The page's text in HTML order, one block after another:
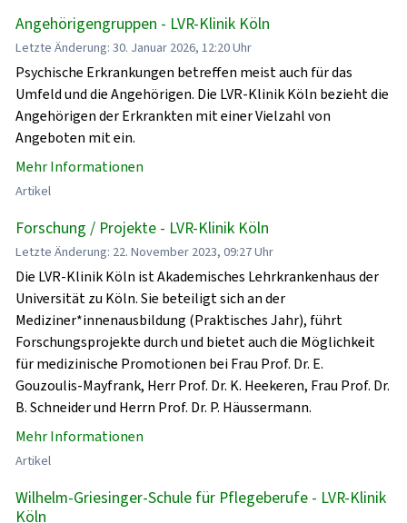
Angehörigengruppen - LVR-Klinik Köln
Letzte Änderung: 30. Januar 2026, 12:20 Uhr
Psychische Erkrankungen betreffen meist auch für das
Umfeld und die Angehörigen. Die LVR-Klinik Köln bezieht die
Angehörigen der Erkrankten mit einer Vielzahl von
Angeboten mit ein.
Mehr Informationen
Artikel
Forschung / Projekte - LVR-Klinik Köln
Letzte Änderung: 22. November 2023, 09:27 Uhr
Die LVR-Klinik Köln ist Akademisches Lehrkrankenhaus der
Universität zu Köln. Sie beteiligt sich an der
Mediziner*innenausbildung (Praktisches Jahr), führt
Forschungsprojekte durch und bietet auch die Möglichkeit
für medizinische Promotionen bei Frau Prof. Dr. E.
Gouzoulis-Mayfrank, Herr Prof. Dr. K. Heekeren, Frau Prof. Dr.
B. Schneider und Herrn Prof. Dr. P. Häussermann.
Mehr Informationen
Artikel
Wilhelm-Griesinger-Schule für Pflegeberufe - LVR-Klinik
Köln